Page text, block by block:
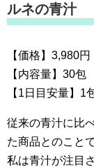
ルネの青汁
【価格】3,980円
【内容量】30包
【1日目安量】1
従来の青汁に比
た商品とのことで
私は青汁が注目